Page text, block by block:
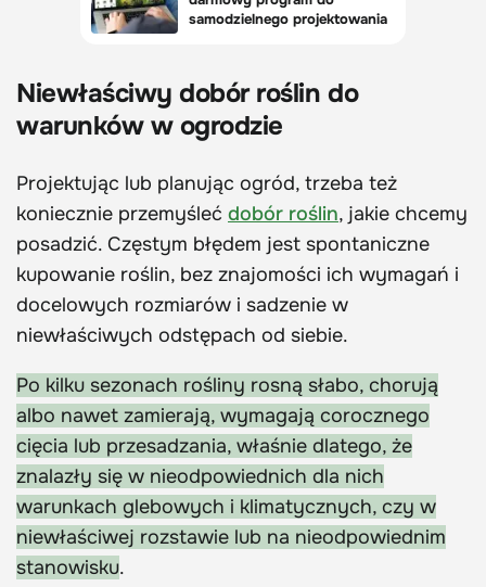
Niewłaściwy dobór roślin do
warunków w ogrodzie
Projektując lub planując ogród, trzeba też
koniecznie przemyśleć dobór roślin, jakie chcemy
posadzić. Częstym błędem jest spontaniczne
kupowanie roślin, bez znajomości ich wymagań i
docelowych rozmiarów i sadzenie w
niewłaściwych odstępach od siebie.
Po kilku sezonach rośliny rosną słabo, chorują
albo nawet zamierają, wymagają corocznego
cięcia lub przesadzania, właśnie dlatego, że
znalazły się w nieodpowiednich dla nich
warunkach glebowych i klimatycznych, czy w
niewłaściwej rozstawie lub na nieodpowiednim
stanowisku.